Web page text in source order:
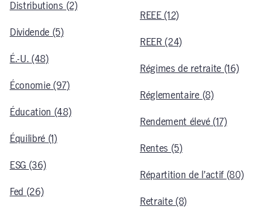
Distributions (2)
Dividende (5)
É.-U. (48)
Économie (97)
Éducation (48)
Équilibré (1)
ESG (36)
Fed (26)
REEE (12)
REER (24)
Régimes de retraite (16)
Réglementaire (8)
Rendement élevé (17)
Rentes (5)
Répartition de l’actif (80)
Retraite (8)